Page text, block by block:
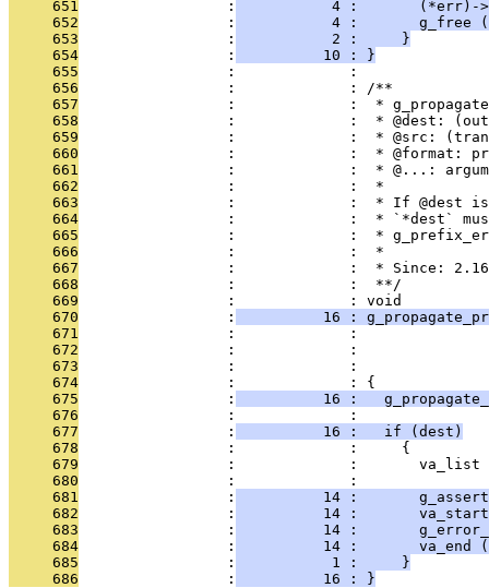
     651
                 :
4 :       (*err)-
     652
                 :
4 :       g_free
     653
                 :
           2 :     }
     654
                 :
          10 : }
     655
                 :             :
     656
                 :             : /**
     657
:             :  *
     658
:             :  * @dest:
     659
:             :  * @src:
     660
:             :  * @format:
     661
:             :  * @...:
     662
                 :             :  *
     663
:             :  * If @dest
     664
:             :  * `*dest`
     665
:             :  *
     666
                 :             :  *
     667
                 :             :  * Since: 2.16
     668
                 :             :  **/
     669
                 :             : void
     670
                 :
16 :
     671
:             :
     672
:             :
     673
:             :
     674
                 :             : {
     675
                 :
16 :
     676
                 :             :
     677
                 :
          16 :   if (dest)
     678
                 :             :     {
     679
:             :       va_list
     680
                 :             :
     681
                 :
14 :
     682
                 :
14 :
     683
                 :
14 :
     684
                 :
14 :       va_end
     685
                 :
           1 :     }
     686
                 :
          16 : }